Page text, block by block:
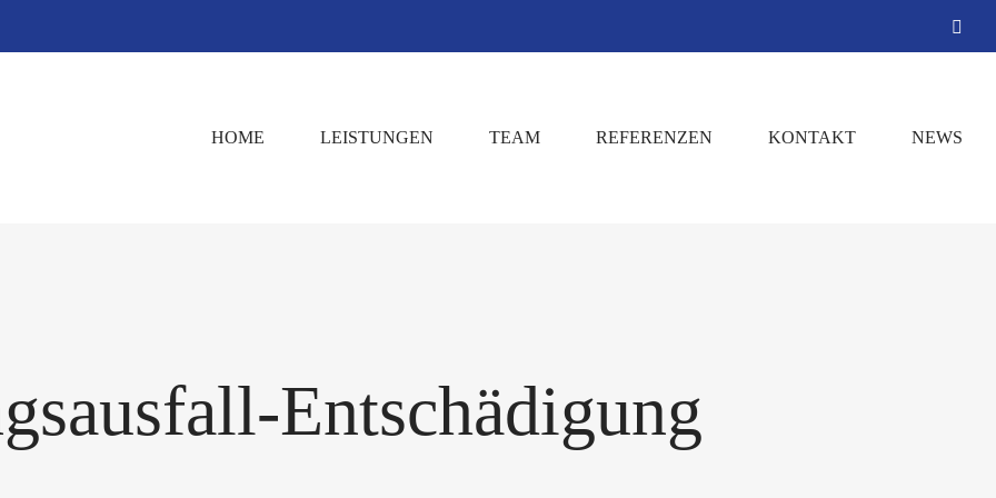
HOME LEISTUNGEN TEAM REFERENZEN KONTAKT NEWS
Entschädigung